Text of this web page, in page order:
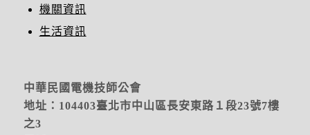
機關資訊
生活資訊
中華民國電機技師公會
地址：104403臺北市中山區長安東路１段23號7樓
之3